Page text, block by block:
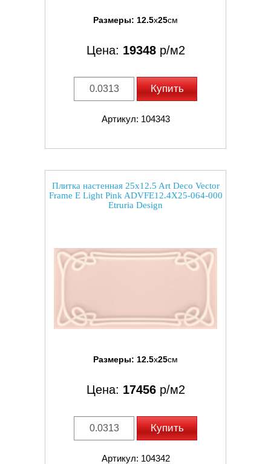
Размеры: 12.5x25см
Цена: 19348р/м2
Купить
Артикул: 104343
Плитка настенная 25x12.5 Art Deco Vector
Frame E Light Pink ADVFE12.4X25-064-000
Etruria Design
Размеры: 12.5x25см
Цена: 17456р/м2
Купить
Артикул: 104342